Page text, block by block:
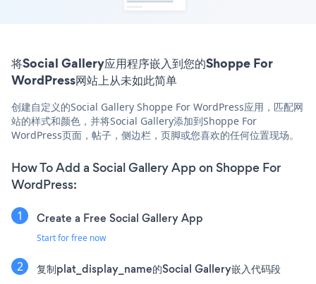
将Social Gallery应用程序嵌入到您的Shoppe For
WordPress网站上从未如此简单
创建自定义的Social Gallery Shoppe For WordPress应用，匹配网
站的样式和颜色，并将Social Gallery添加到Shoppe For
WordPress页面，帖子，侧边栏，页脚或您喜欢的任何位置现场。
How To Add a Social Gallery App on Shoppe For
WordPress:
Create a Free Social Gallery App
Start for free now
复制plat_display_name的Social Gallery嵌入代码段